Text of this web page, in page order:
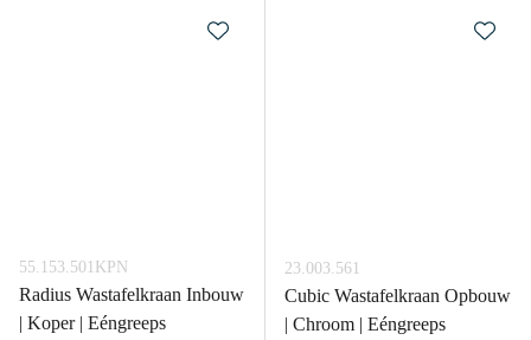
55.153.501KPN
Radius Wastafelkraan Inbouw
| Koper | Eéngreeps
23.003.561
Cubic Wastafelkraan Opbouw
| Chroom | Eéngreeps